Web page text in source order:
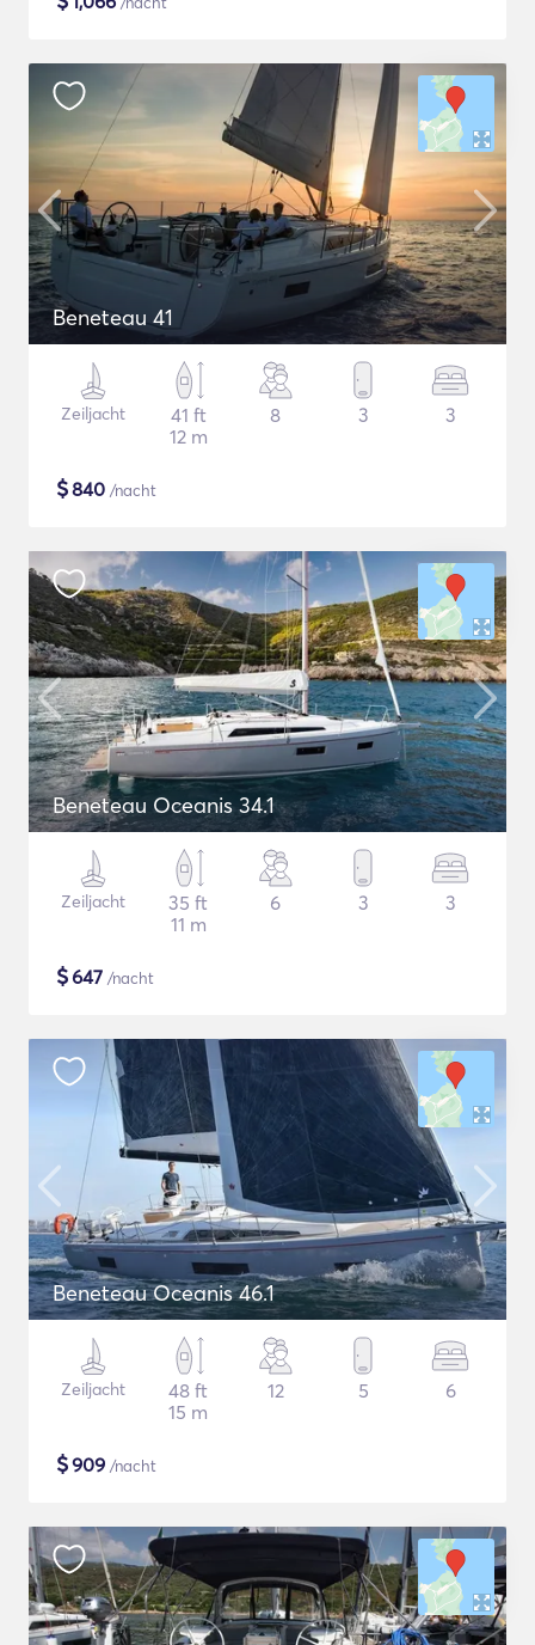
Beneteau 41
Zeiljacht
41 ft
12 m
8 3 3
$840 /nacht
Beneteau Oceanis 34.1
Zeiljacht
35 ft
11 m
6 3 3
$647 /nacht
Beneteau Oceanis 46.1
Zeiljacht
48 ft
15 m
12 5 6
$909 /nacht